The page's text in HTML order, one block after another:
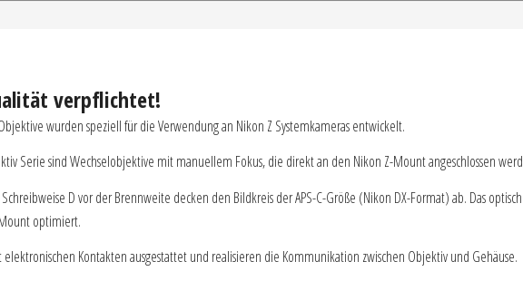
verpflichtet!
wurden speziell für die Verwendung an Nikon Z Systemkameras entwickelt.
Serie sind Wechselobjektive mit manuellem Fokus, die direkt an den Nikon Z-Mount angeschlossen
D vor der Brennweite decken den Bildkreis der APS-C-Größe (Nikon DX-Format) ab. Das
optimiert.
Kontakten ausgestattet und realisieren die Kommunikation zwischen Objektiv und Gehäuse.